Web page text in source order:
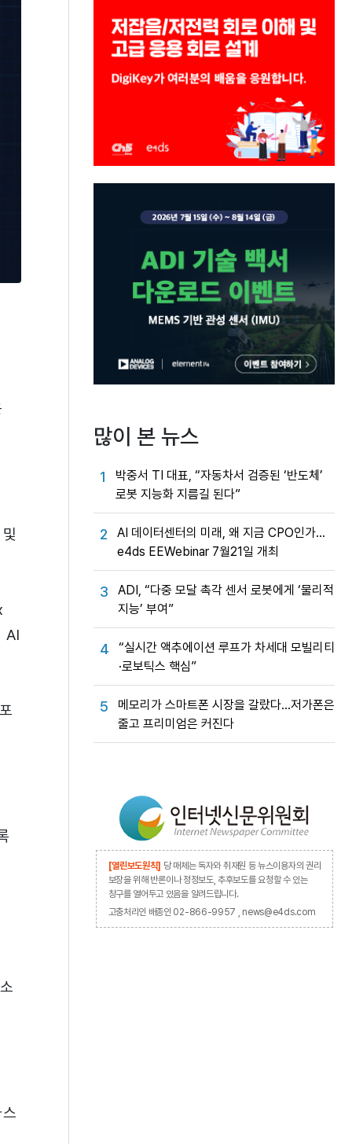
AI
많이 본 뉴스
1
박중서 TI 대표, “자동차서 검증된 ‘반도체’
로봇 지능화 지름길 된다”
2
AI 데이터센터의 미래, 왜 지금 CPO인가…
e4ds EEWebinar 7월21일 개최
3
ADI, “다중 모달 촉각 센서 로봇에게 ‘물리적
지능’ 부여”
4
“실시간 액추에이션 루프가 차세대 모빌리티
·로보틱스 핵심”
5
메모리가 스마트폰 시장을 갈랐다…저가폰은
줄고 프리미엄은 커진다
[열린보도원칙] 당 매체는 독자와 취재원 등 뉴스이용자의 권리
보장을 위해 반론이나 정정보도, 추후보도를 요청할 수 있는
창구를 열어두고 있음을 알려드립니다.
고충처리인 배종인 02-866-9957 , news@e4ds.com